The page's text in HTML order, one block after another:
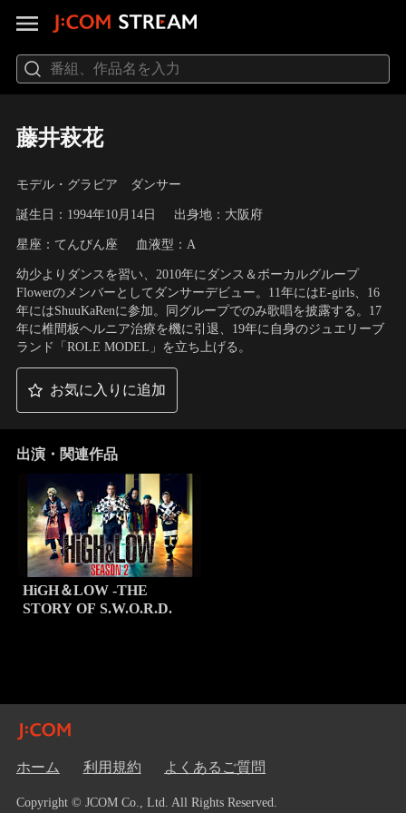
藤井萩花
モデル・グラビア ダンサー
誕生日：1994年10月14日 出身地：大阪府
星座：てんびん座 血液型：A
幼少よりダンスを習い、2010年にダンス＆ボーカルグループ
Flowerのメンバーとしてダンサーデビュー。11年にはE-girls、16
年にはShuuKaRenに参加。同グループでのみ歌唱を披露する。17
年に椎間板ヘルニア治療を機に引退、19年に自身のジュエリーブ
ランド「ROLE MODEL」を立ち上げる。
お気に入りに追加
出演・関連作品
HiGH＆LOW -THE
STORY OF S.W.O.R.D.
ホーム 利用規約 よくあるご質問
Copyright © JCOM Co., Ltd. All Rights Reserved.